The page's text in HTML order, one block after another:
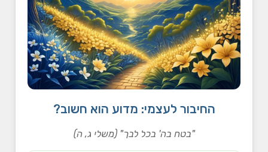
החיבור לעצמי: מדוע הוא חשוב?
"בטח בה' בכל לבך" (משלי ג, ה)